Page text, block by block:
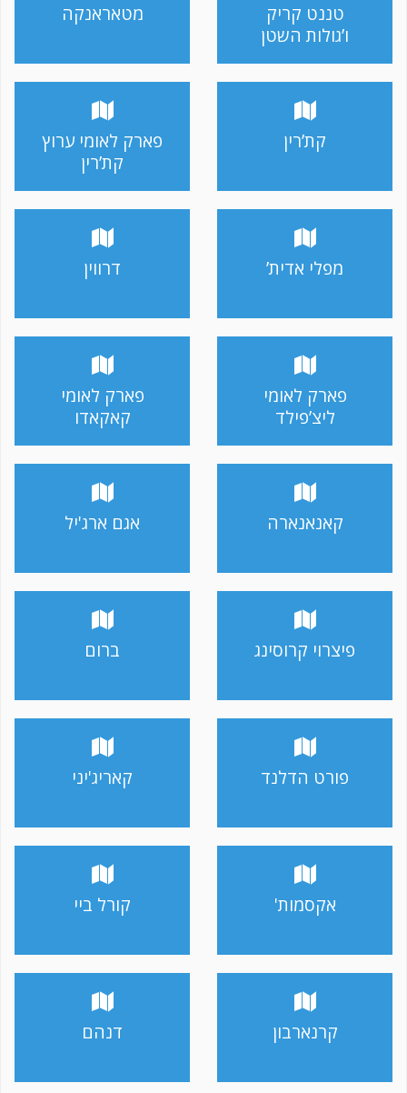
טננט קריק
ו’גולות השטן
מטאראנקה
קת’רין
פארק לאומי ערוץ
קת’רין
מפלי אדית’ דרווין
פארק לאומי
ליצ’פילד
פארק לאומי
קאקאדו
קאנאנארה אגם ארג'יל
פיצרוי קרוסינג ברום
פורט הדלנד קאריג'יני
אקסמות' קורל ביי
קרנארבון דנהם